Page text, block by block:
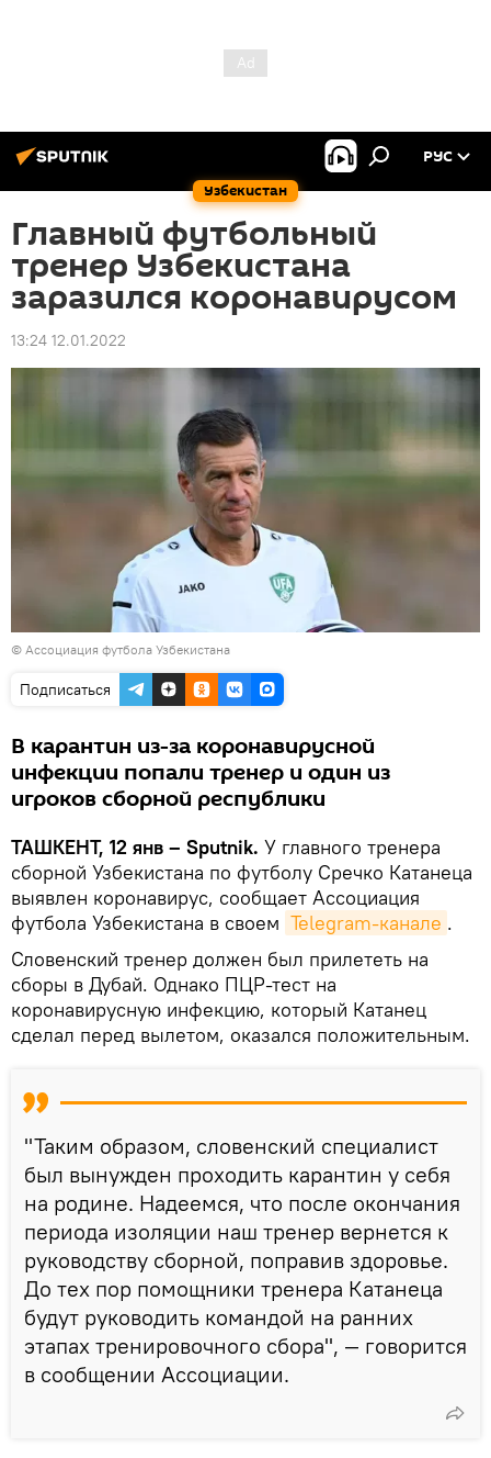
Узбекистан
РУС
Главный футбольный
тренер Узбекистана
заразился коронавирусом
13:24 12.01.2022
© Ассоциация футбола Узбекистана
Подписаться
В карантин из-за коронавирусной
инфекции попали тренер и один из
игроков сборной республики
ТАШКЕНТ, 12 янв – Sputnik. У главного тренера
сборной Узбекистана по футболу Сречко Катанеца
выявлен коронавирус, сообщает Ассоциация
футбола Узбекистана в своем Telegram-канале .
Словенский тренер должен был прилететь на
сборы в Дубай. Однако ПЦР-тест на
коронавирусную инфекцию, который Катанец
сделал перед вылетом, оказался положительным.
"Таким образом, словенский специалист
был вынужден проходить карантин у себя
на родине. Надеемся, что после окончания
периода изоляции наш тренер вернется к
руководству сборной, поправив здоровье.
До тех пор помощники тренера Катанеца
будут руководить командой на ранних
этапах тренировочного сбора", — говорится
в сообщении Ассоциации.